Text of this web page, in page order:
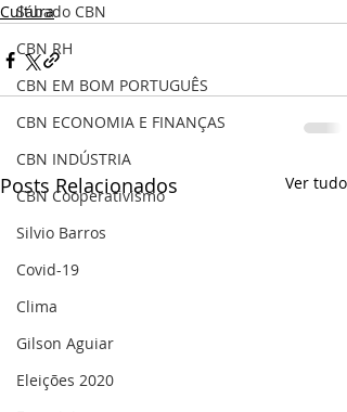
Sábado CBN
CBN RH
CBN EM BOM PORTUGUÊS
CBN ECONOMIA E FINANÇAS
CBN INDÚSTRIA
CBN Cooperativismo
Silvio Barros
Covid-19
Clima
Gilson Aguiar
Eleições 2020
Cultura
Posts Relacionados Ver tudo